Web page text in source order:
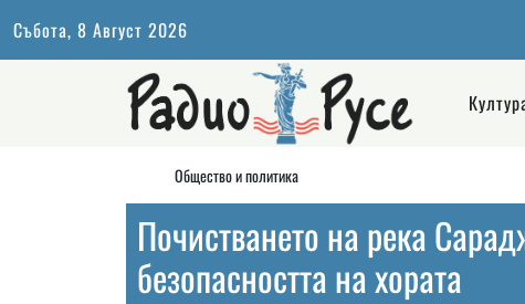
Събота, 8 Август 2026
Общество и политика
Почистването на река
безопасността на хората